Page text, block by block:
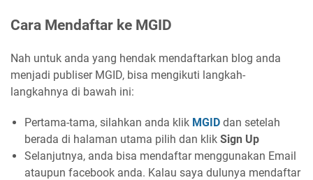
Cara Mendaftar ke MGID
Nah untuk anda yang hendak mendaftarkan blog anda
menjadi publiser MGID, bisa mengikuti langkah-
langkahnya di bawah ini:
Pertama-tama, silahkan anda klik MGID dan setelah
berada di halaman utama pilih dan klik Sign Up
Selanjutnya, anda bisa mendaftar menggunakan Email
ataupun facebook anda. Kalau saya dulunya mendaftar